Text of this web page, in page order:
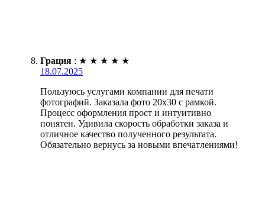
Грация : ★ ★ ★ ★ ★
18.07.2025
Пользуюсь услугами компании для печати
фотографий. Заказала фото 20х30 с рамкой.
Процесс оформления прост и интуитивно
понятен. Удивила скорость обработки заказа и
отличное качество полученного результата.
Обязательно вернусь за новыми впечатлениями!